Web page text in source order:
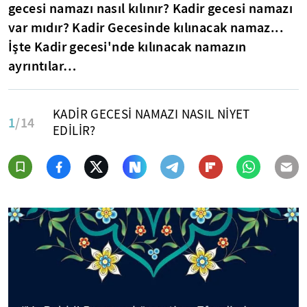
gecesi namazı nasıl kılınır? Kadir gecesi namazı
var mıdır? Kadir Gecesinde kılınacak namaz...
İşte Kadir gecesi'nde kılınacak namazın
ayrıntılar…
1/14
KADİR GECESİ NAMAZI NASIL NİYET
EDİLİR?